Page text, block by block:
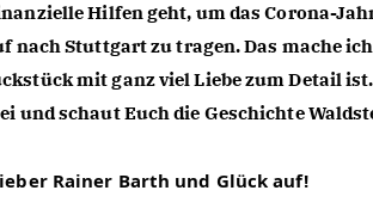
Hilfen geht, um das Corona-
nach Stuttgart zu tragen. Das mache
mit ganz viel Liebe zum Detail
und schaut Euch die Geschichte
Rainer Barth und Glück auf!